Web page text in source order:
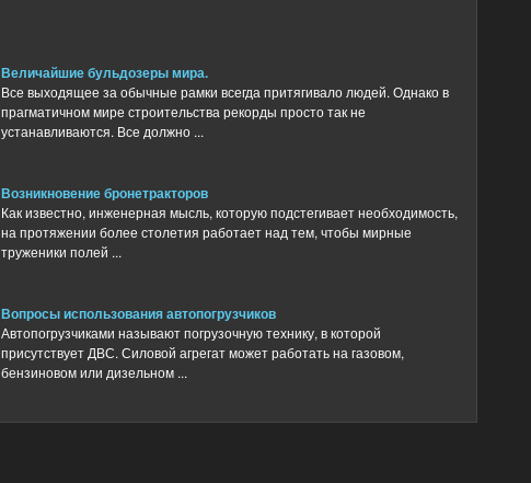
Величайшие бульдозеры мира.
Все выходящее за обычные рамки всегда притягивало людей. Однако в
прагматичном мире строительства рекорды просто так не
устанавливаются. Все должно ...
Возникновение бронетракторов
Как известно, инженерная мысль, которую подстегивает необходимость,
на протяжении более столетия работает над тем, чтобы мирные
труженики полей ...
Вопросы использования автопогрузчиков
Автопогрузчиками называют погрузочную технику, в которой
присутствует ДВС. Силовой агрегат может работать на газовом,
бензиновом или дизельном ...